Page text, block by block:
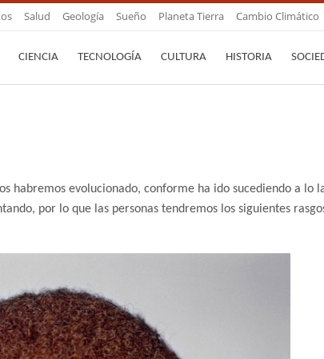
Salud Geología Sueño Planeta Tierra Cambio Climático
CIENCIA TECNOLOGÍA CULTURA HISTORIA
habremos evolucionado, conforme ha ido sucediendo a lo
por lo que las personas tendremos los siguientes